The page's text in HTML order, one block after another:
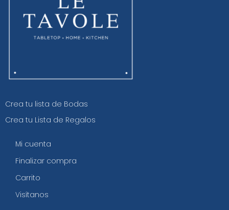
Crea tu lista de Bodas
Crea tu Lista de Regalos
Mi cuenta
Finalizar compra
Carrito
Visítanos